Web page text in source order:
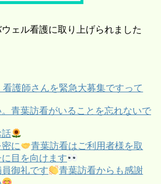
ェル看護に取り上げられました
護師さんを緊急大募集ですって
青葉訪看がいることを忘れないで
話
に
青葉訪看はご利用者様を取
目を向けます
御礼です
青葉訪看からも感謝